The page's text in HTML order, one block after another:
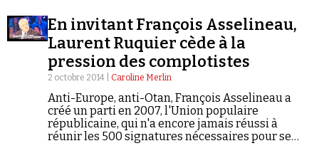
Newsletter
Faire un don
En invitant François Asselineau,
Laurent Ruquier cède à la
pression des complotistes
2 octobre 2014 | Caroline Merlin
Anti-Europe, anti-Otan, François Asselineau a
créé un parti en 2007, l'Union populaire
républicaine, qui n'a encore jamais réussi à
réunir les 500 signatures nécessaires pour se